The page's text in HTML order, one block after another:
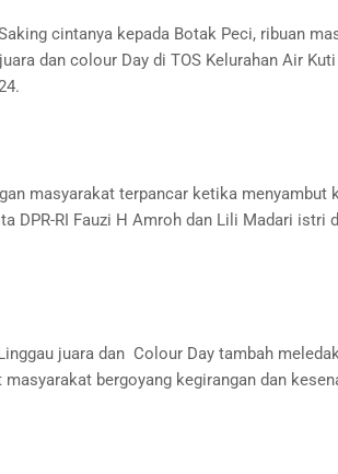
cintanya kepada Botak Peci, ribuan
dan colour Day di TOS Kelurahan Air
masyarakat terpancar ketika menyambut
DPR-RI Fauzi H Amroh dan Lili Madari istri
juara dan Colour Day tambah
bergoyang kegirangan dan